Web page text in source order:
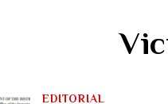
EDITORIAL